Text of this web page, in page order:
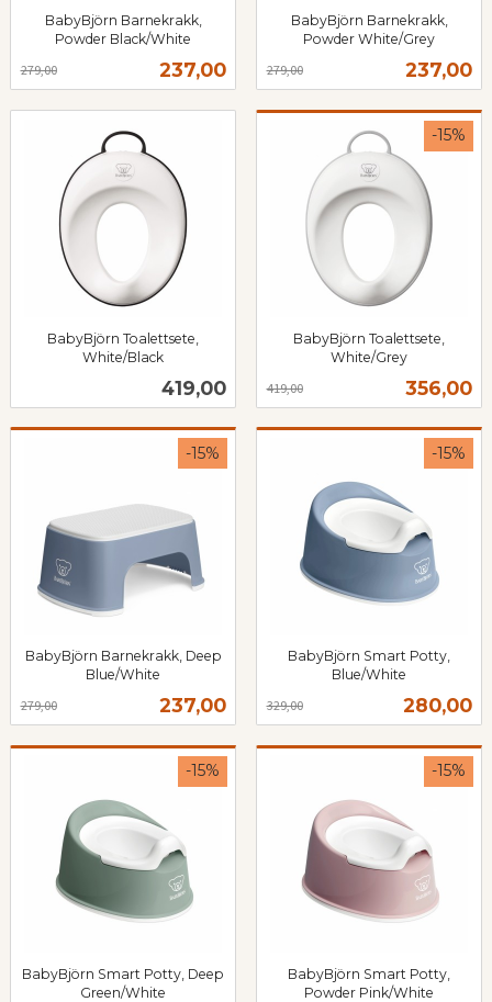
BabyBjörn Barnekrakk,
Powder Black/White
Tilbud
237,00
279,00
mva.
BabyBjörn Barnekrakk,
Powder White/Grey
Tilbud
237,00
279,00
mva.
BabyBjörn Toalettsete,
White/Black
Pris
419,00
BabyBjörn Toalettsete,
White/Grey
Tilbud
356,00
419,00
-15%
mva.
BabyBjörn Barnekrakk, Deep
Blue/White
Tilbud
237,00
279,00
-15%
mva.
BabyBjörn Smart Potty,
Blue/White
Tilbud
280,00
329,00
-15%
mva.
BabyBjörn Smart Potty, Deep
Green/White
-15%
BabyBjörn Smart Potty,
Powder Pink/White
-15%